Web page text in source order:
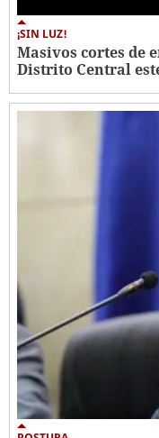
¡SIN LUZ!
Masivos cortes de
Distrito Central